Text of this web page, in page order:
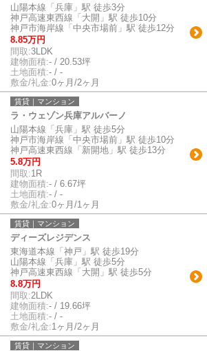
山陽本線「兵庫」駅 徒歩3分
神戸高速東西線「大開」駅 徒歩10分
神戸市海岸線「中央市場前」駅 徒歩12分
8.85万円
間取:3LDK
建物面積:- / 20.53坪
土地面積:- / -
敷金/礼金:0ヶ月/2ヶ月
賃貸｜マンション
ラ・ウェゾン兵庫アルバーノ
山陽本線「兵庫」駅 徒歩5分
神戸市海岸線「中央市場前」駅 徒歩10分
神戸高速東西線「新開地」駅 徒歩13分
5.8万円
間取:1R
建物面積:- / 6.67坪
土地面積:- / -
敷金/礼金:0ヶ月/1ヶ月
賃貸｜マンション
ディーズレジデンス
東海道本線「神戸」駅 徒歩19分
山陽本線「兵庫」駅 徒歩5分
神戸高速東西線「大開」駅 徒歩5分
8.8万円
間取:2LDK
建物面積:- / 19.66坪
土地面積:- / -
敷金/礼金:1ヶ月/2ヶ月
賃貸｜マンション